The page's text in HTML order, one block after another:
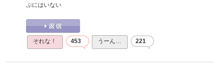
ぷにはいない
それな！ 453 うーん… 221